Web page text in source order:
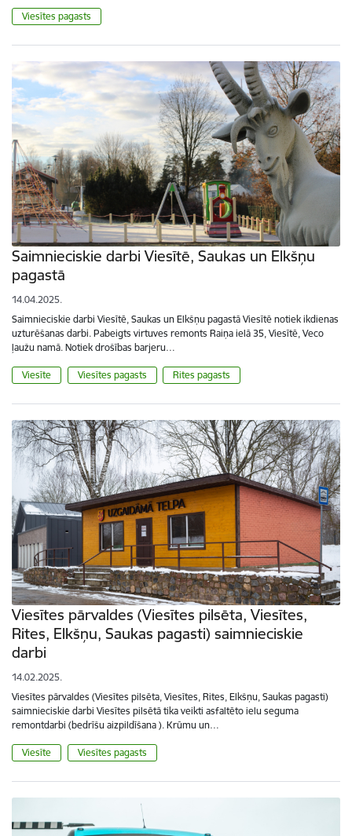
Viesītes pagasts
Saimnieciskie darbi Viesītē, Saukas un Elkšņu
pagastā
14.04.2025.
Saimnieciskie darbi Viesītē, Saukas un Elkšņu pagastā Viesītē notiek ikdienas
uzturēšanas darbi. Pabeigts virtuves remonts Raiņa ielā 35, Viesītē, Veco
ļaužu namā. Notiek drošības barjeru…
Viesīte Viesītes pagasts Rites pagasts
Viesītes pārvaldes (Viesītes pilsēta, Viesītes,
Rites, Elkšņu, Saukas pagasti) saimnieciskie
darbi
14.02.2025.
Viesītes pārvaldes (Viesītes pilsēta, Viesītes, Rites, Elkšņu, Saukas pagasti)
saimnieciskie darbi Viesītes pilsētā tika veikti asfaltēto ielu seguma
remontdarbi (bedrīšu aizpildīšana ). Krūmu un…
Viesīte Viesītes pagasts